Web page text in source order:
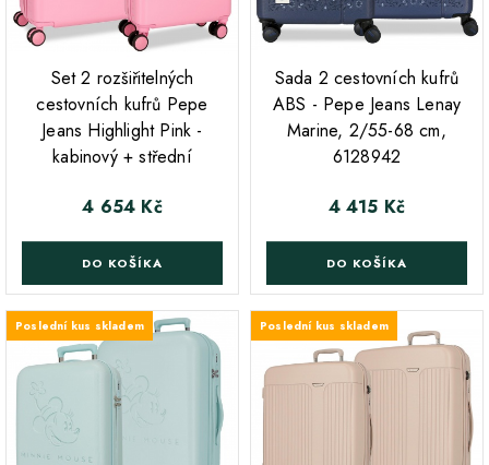
Set 2 rozšiřitelných
cestovních kufrů Pepe
Jeans Highlight Pink -
kabinový + střední
Cena
4 654 Kč
DO KOŠÍKA
Sada 2 cestovních kufrů
ABS - Pepe Jeans Lenay
Marine, 2/55-68 cm,
6128942
Cena
4 415 Kč
DO KOŠÍKA
Poslední kus skladem Poslední kus skladem